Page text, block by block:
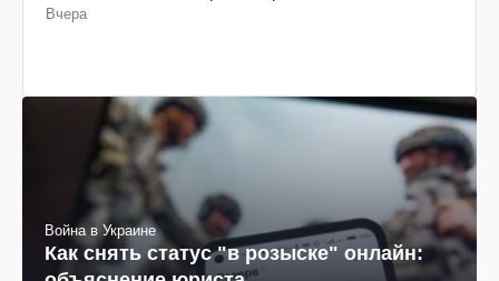
Как снять статус "в розыске" онлайн:
объяснение юриста